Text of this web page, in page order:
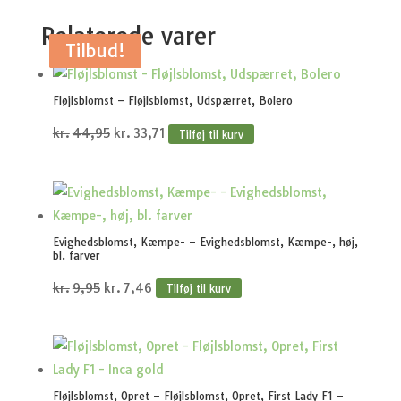
Relaterede varer
Tilbud!
Fløjlsblomst – Fløjlsblomst, Udspærret, Bolero
kr.44,95 Den
var:
kr.44,95.
kr. 33,71Den
er:
kr.33,71.
Tilføj til kurv
Tilbud!
Evighedsblomst, Kæmpe- – Evighedsblomst, Kæmpe-, høj,
bl. farver
kr.9,95 Den
kr.9,95.
kr. 7,46Den
er:
Tilføj til kurv
Tilbud!
Fløjlsblomst, Opret – Fløjlsblomst, Opret, First Lady F1 –
Tilbud!
Tilbud!